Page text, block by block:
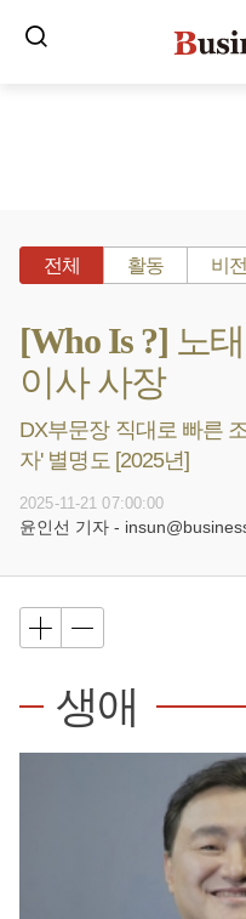
전체 활동 비전
[Who Is ?] 노
이사 사장
DX부문장 직대로 빠른
자' 별명도 [2025년]
2025-11-21 07:00:00
윤인선 기자 -
생애